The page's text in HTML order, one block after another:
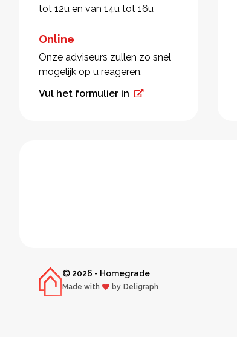
tot 12u en van 14u tot 16u
Online
Onze adviseurs zullen zo snel
mogelijk op u reageren.
Vul het formulier in
© 2026 - Homegrade
Made with love
by Deligraph